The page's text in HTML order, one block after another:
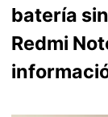
batería
Redmi